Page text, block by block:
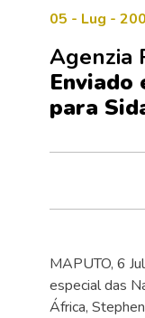
05 - Lug -
Agenzia
Enviado
para
MAPUTO, 6
especial das
África,